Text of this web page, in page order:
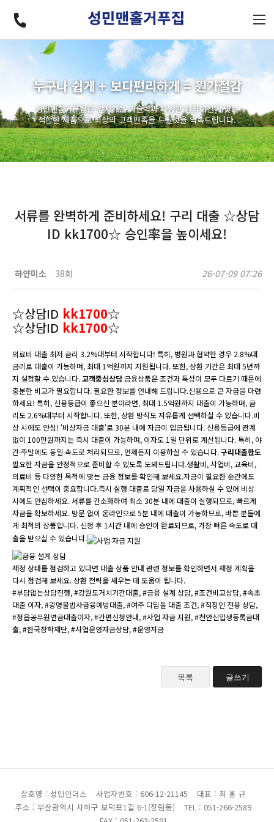
누구나 쉽게 + 보다편리하게 = 원가절감
성민맨홀거푸집은 앞서가는 기술력과 다양한 현장여건에 맞는
적합한 제품으로 최상의 고객만족을 드릴것을 약속드립니다.
서류를 완벽하게 준비하세요! 구리 대출 ☆상담
ID kk1700☆ 승인率을 높이세요!
하얀미소 38회 26-07-09 07:26
☆상담ID kk1700☆
☆상담ID kk1700☆
의료비 대출 최저 금리 3.2%대부터 시작합니다! 특히, 병원과 협약한 경우 2.8%대
금리로 대출이 가능하며, 최대 1억원까지 지원됩니다. 또한, 상환 기간은 최대 5년까
지 설정할 수 있습니다.고객중심상담 금융상품은 조건과 특성이 모두 다르기 때문에
충분한 비교가 필요합니다. 필요한 정보를 안내해 드립니다.신용으로 큰 자금을 마련
하세요! 특히, 신용등급이 좋으신 분이라면, 최대 1.5억원까지 대출이 가능하며, 금
리도 2.6%대부터 시작합니다. 또한, 상환 방식도 자유롭게 선택하실 수 있습니다.비
상 시에도 안심! '비상자금 대출'로 30분 내에 자금이 입금됩니다. 신용등급에 관계
없이 100만원까지는 즉시 대출이 가능하며, 이자도 1일 단위로 계산됩니다. 특히, 야
간·주말에도 동일 속도로 처리되므로, 언제든지 이용하실 수 있습니다.구리대출한도
필요한 자금을 안정적으로 준비할 수 있도록 도와드립니다.생활비, 사업비, 교육비,
의료비 등 다양한 목적에 맞는 금융 정보를 확인해 보세요.자금이 필요한 순간에도
계획적인 선택이 중요합니다.즉시 실행 대출로 당일 자금을 사용하실 수 있어 비상
시에도 안심하세요. 서류를 간소화하여 최소 30분 내에 대출이 실행되므로, 빠르게
자금을 확보하세요. 방문 없이 온라인으로 5분 내에 대출이 가능하므로, 바쁜 분들에
게 최적의 상품입니다. 신청 후 1시간 내에 승인이 완료되므로, 가장 빠른 속도로 대
출을 받으실 수 있습니다.
재정 상태를 점검하고 있다면 대출 상품 안내 관련 정보를 확인하면서 재정 계획을
다시 점검해 보세요. 상환 전략을 세우는 데 도움이 됩니다.
#부담없는상담진행, #강원도거치기간대출, #금융 설계 상담, #조건비교상담, #속초
대출 이자, #광명불법사금융예방대출, #여주 디딤돌 대출 조건, #직장인 전용 상담,
#정읍공무원연금대출이자, #간편신청안내, #사업 자금 지원, #천안신입생등록금대
출, #한국장학재단, #사업운영자금상담, #운영자금
목록 글쓰기
상호명 : 성민인더스 사업자번호 : 606-12-21145
대표 : 최 홍 규
주소 : 부산광역시 사하구 보덕포1길 6-1(장림동)
TEL : 051-266-2589